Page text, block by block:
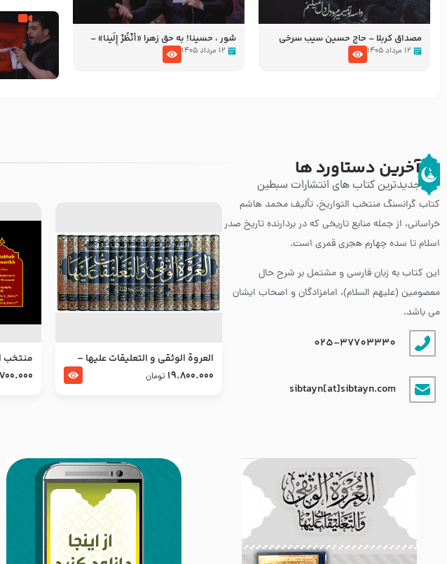
مصداق کربلا – حاج حسین سیب سرخی
۱۲ مرداد ۱۴۰۵
شور ، حسینا! به‌ حق زهرا «أُنْظُرْ إِلَینا» –
عزاداری شب هفتم ماه محرّم 1405
۱۲ مرداد ۱۴۰۵
آخرین دستاورد ها
جدیدترین کتاب های انتشارات سبطین
کتاب گرانسنگ منتخب التواريخ، تألیف محمد هاشم
خراسانی، از جمله منابع تاریخی که در بردارنده تاریخ صدر
اسلام تا سده چهارم هجری قمری است.
این کتاب به زبان فارسی و مشتمل بر شرح حال
معصومین (علیهم السلام)، امامزادگان و اصحاب ایشان
می باشد.
025-37703330
sibtayn[at]sibtayn.com
العروة الوثقى و التعليقات عليها –
طرح جدید
19.800.000 تومان
منتخب
جعفر
700.000